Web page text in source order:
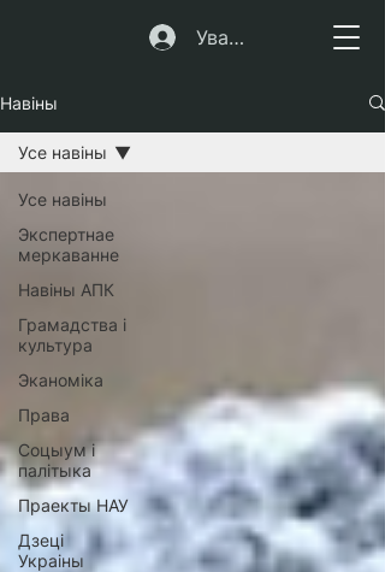
Увайсці
Навіны
Усе навiны
Экспертнае
меркаванне
Навіны АПК
Грамадства і
культура
Эканоміка
Права
Соцыум і
палітыка
Праекты НАУ
Дзеці
Украіны
Усе навiны